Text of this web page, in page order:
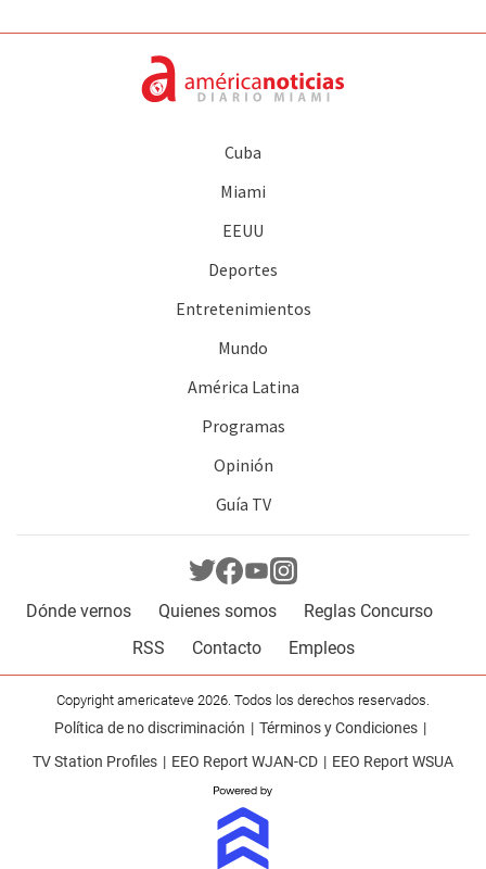
Cuba
Miami
EEUU
Deportes
Entretenimientos
Mundo
América Latina
Programas
Opinión
Guía TV
Dónde vernos Quienes somos
Reglas Concurso
RSS
Contacto Empleos
Copyright americateve 2026. Todos los derechos reservados.
Política de no discriminación
Términos y Condiciones
TV Station Profiles
EEO Report WJAN-CD EEO Report WSUA